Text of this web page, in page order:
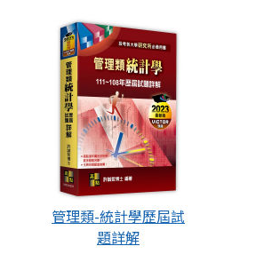
管理類-統計學歷屆試
題詳解